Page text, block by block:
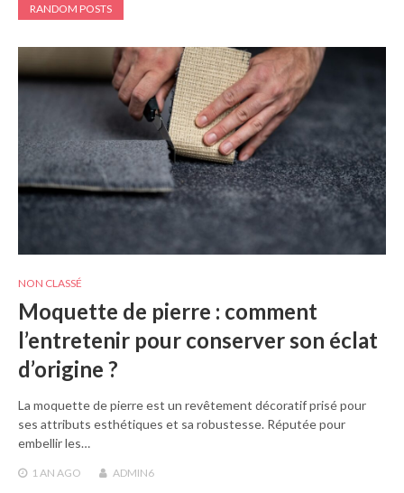
RANDOM POSTS
NON CLASSÉ
Moquette de pierre : comment
l’entretenir pour conserver son éclat
d’origine ?
La moquette de pierre est un revêtement décoratif prisé pour
ses attributs esthétiques et sa robustesse. Réputée pour
embellir les…
1 AN AGO ADMIN6